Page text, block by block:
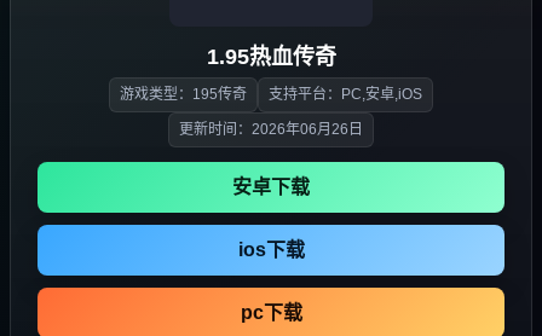
1.95热血传奇
游戏类型：195传奇 支持平台：PC,安卓,iOS
更新时间：2026年06月26日
安卓下载
ios下载
pc下载